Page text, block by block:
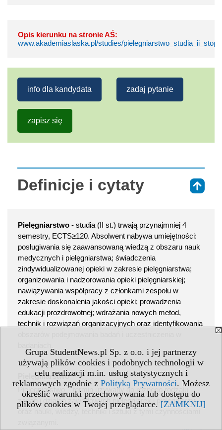
Grupa StudentNews.pl Sp. z o.o. i jej partnerzy
używają plików cookies i podobnych technologii w
celu realizacji m.in. usług statystycznych i
reklamowych zgodnie z Polityką Prywatności. Możesz
określić warunki przechowywania lub dostępu do
plików cookies w Twojej przeglądarce. [ZAMKNIJ]
Opis kierunku na stronie AŚ:
www.akademiaslaska.pl/studies/
info dla kandydata zadaj pytanie
zapisz się
Definicje i cytaty
Pielęgniarstwo - studia (II st.) trwają przynajmniej 4
semestry, ECTS≥120. Absolwent nabywa umiejętności:
posługiwania się zaawansowaną wiedzą z obszaru nauk
medycznych i pielęgniarstwa; świadczenia
zindywidualizowanej opieki w zakresie pielęgniarstwa;
organizowania i nadzorowania opieki pielęgniarskiej;
nawiązywania współpracy z członkami zespołu w
zakresie doskonalenia jakości opieki; prowadzenia
edukacji prozdrowotnej; wdrażania nowych metod,
technik i rozwiązań organizacyjnych oraz identyfikowania
Pielęgniarstwo
Pielęgniarstwo – termin używany do różnego rodzaju
zadań i działań zawodowych pielęgniarek i pielęgniarzy
oraz nauki, wiedzy, techniki i sztuki z tymi czynnościami